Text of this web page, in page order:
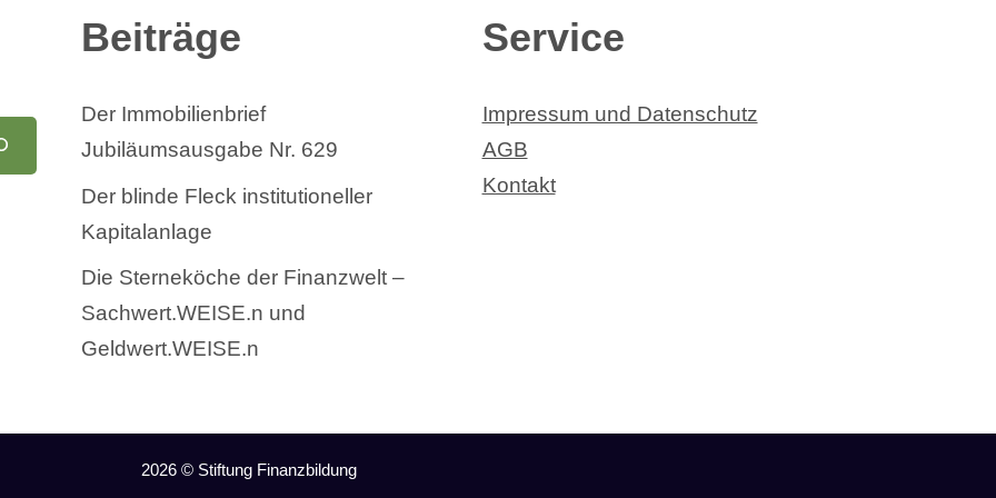
Beiträge
Der Immobilienbrief
Jubiläumsausgabe Nr. 629
Der blinde Fleck institutioneller
Kapitalanlage
Die Sterneköche der Finanzwelt –
Sachwert.WEISE.n und
Geldwert.WEISE.n
Service
Impressum und Datenschutz
AGB
Kontakt
2026 © Stiftung Finanzbildung